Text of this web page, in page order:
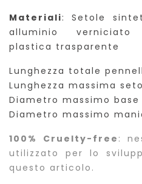
Materiali: Setole
alluminio verniciato
plastica trasparente
Lunghezza totale
Lunghezza massima
Diametro massimo base
Diametro massimo
100% Cruelty-free :
utilizzato per lo
questo articolo.